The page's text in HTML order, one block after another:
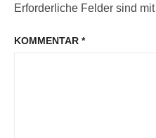
Erforderliche Felder sind mit
KOMMENTAR *